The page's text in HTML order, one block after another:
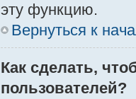
эту функцию.
Вернуться к
Как сделать,
пользователей?